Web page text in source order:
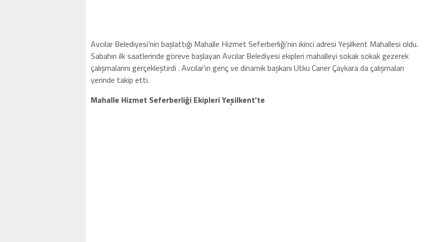
Avcılar Belediyesi’nin başlattığı Mahalle Hizmet Seferberliği’nin ikinci adresi Yeşilkent Mahallesi oldu.
Sabahın ilk saatlerinde göreve başlayan Avcılar Belediyesi ekipleri mahalleyi sokak sokak gezerek
çalışmalarını gerçekleştirdi . Avcılar’ın genç ve dinamik başkanı Utku Caner Çaykara da çalışmaları
yerinde takip etti.
Mahalle Hizmet Seferberliği Ekipleri Yeşilkent’te